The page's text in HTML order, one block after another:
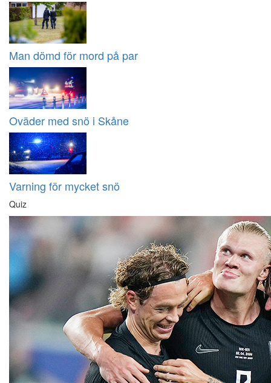
Man dömd för mord på par
Oväder med snö i Skåne
Varning för mycket snö
Quiz